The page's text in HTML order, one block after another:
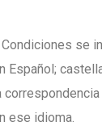
se
Español;
ese idioma.